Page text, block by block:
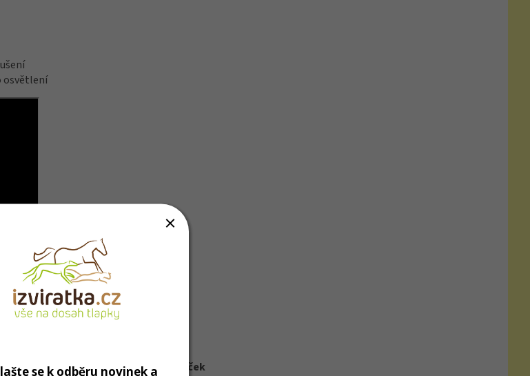
osvětlení
pro všechny psy.Je to ten pravý obleček
se k odběru novinek a